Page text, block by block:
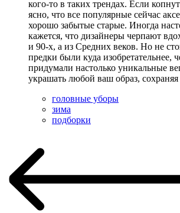
кого-то в таких трендах. Если
ясно, что все популярные сейчас
хорошо забытые старые. Иногда
кажется, что дизайнеры черпают
и 90-х, а из Средних веков. Но не
предки были куда изобретательнее,
придумали настолько уникальные
украшать любой ваш образ,
головные уборы
зима
подборки